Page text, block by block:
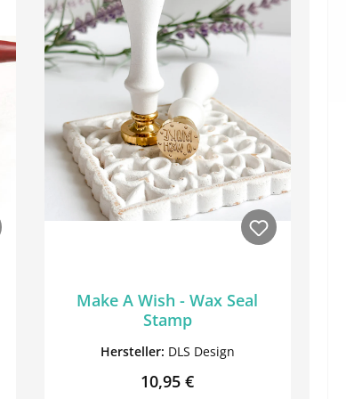
Make A Wish - Wax Seal
Stamp
Hersteller: DLS Design
Regulärer Preis:
10,95 €